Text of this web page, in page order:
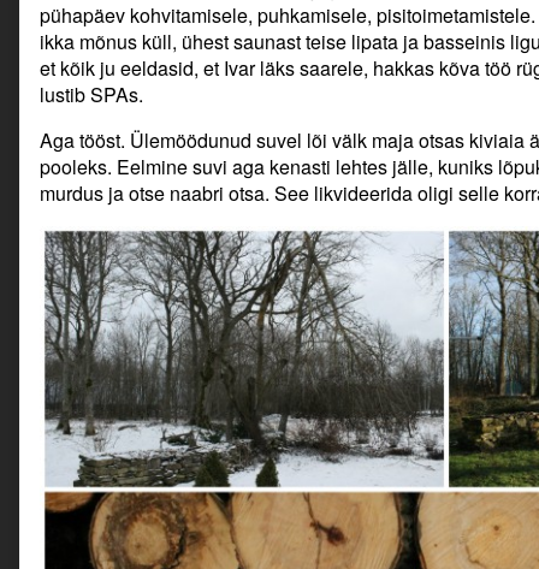
pühapäev kohvitamisele, puhkamisele,
ikka mõnus küll, ühest saunast teise lipata ja basseinis
et kõik ju eeldasid, et Ivar läks saarele, hakkas kõva töö
lustib SPAs.
Aga tööst. Ülemöödunud suvel lõi välk maja otsas kiviaia
pooleks. Eelmine suvi aga kenasti lehtes jälle, kuniks
murdus ja otse naabri otsa. See likvideerida oligi selle